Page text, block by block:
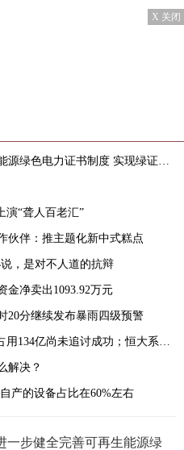
X 关闭
书制度 实现绿证对可再生能源电力的全覆盖
演“聋人百老汇”
伙伴：推主题化新中式糕点
，是对不人道的抗辩
金净卖出1093.92万元
20分继续发布暴雨四级预警
讨成功；恒大系第二家上市公司迎来复牌
解决？
产的设备占比在60%左右
一步健全完善可再生能源绿